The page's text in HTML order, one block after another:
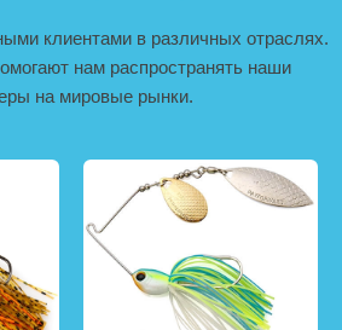
клиентами в различных отраслях.
нам распространять наши
на мировые рынки.